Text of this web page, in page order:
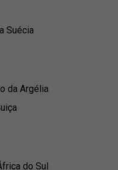
Suécia
da Argélia
do Sul